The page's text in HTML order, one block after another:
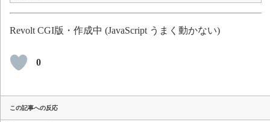
Revolt CGI版・作成中 (JavaScript うまく動かない)
0
この記事への反応